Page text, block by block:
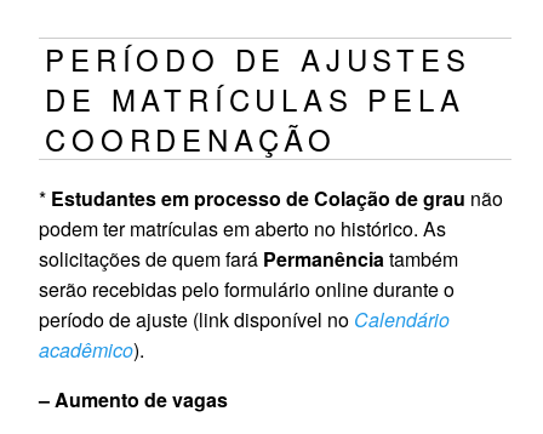
PERÍODO DE AJUSTES
DE MATRÍCULAS PELA
COORDENAÇÃO
* Estudantes em processo de Colação de grau não
podem ter matrículas em aberto no histórico. As
solicitações de quem fará Permanênciatambém
serão recebidas pelo formulário online durante o
período de ajuste (link disponível no Calendário
acadêmico).
– Aumento de vagas